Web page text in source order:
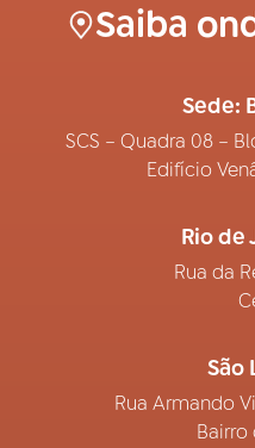
Saiba
Sede:
SCS – Quadra 08 –
Edifício
Rio de
Rua da
São
Rua Armando
Bairro